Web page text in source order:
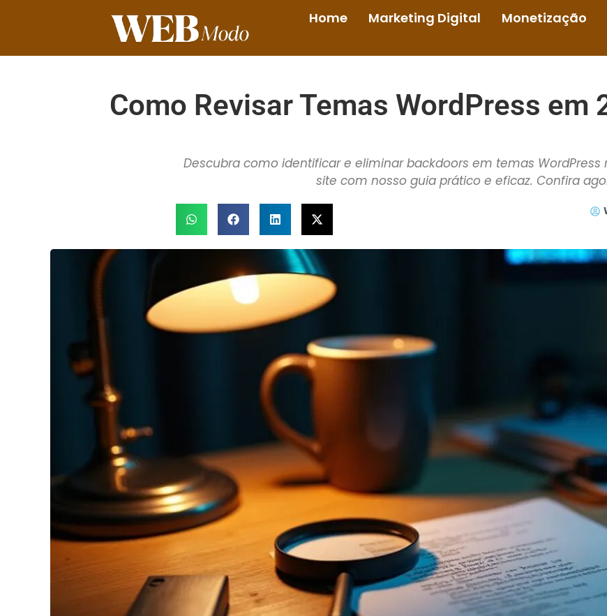
Home Marketing Digital Monetização
Como Revisar Temas WordPress
Descubra como identificar e eliminar backdoors em temas WordPress
site com nosso guia prático e eficaz. Confira